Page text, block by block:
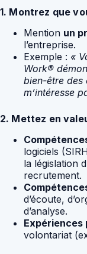
1. Montrez que
Mention un
l’entreprise.
Exemple : «
Work®
bien-être des
m’intéresse
2. Mettez en
logiciels
la législation
recrutement.
d’écoute,
d’analyse.
volontariat